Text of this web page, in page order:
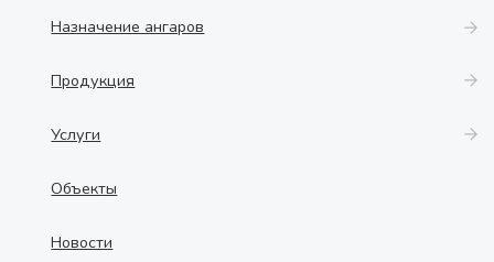
Назначение ангаров
Продукция
Услуги
Объекты
Новости